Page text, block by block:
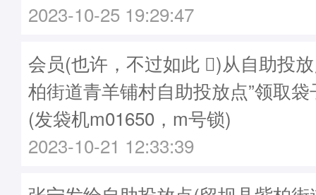
2023-10-25 19:29:47
会员(也许，不过如此 )从自助投
柏街道青羊铺村自助投放点”领取袋
(发袋机m01650，m号锁)
2023-10-21 12:33:39